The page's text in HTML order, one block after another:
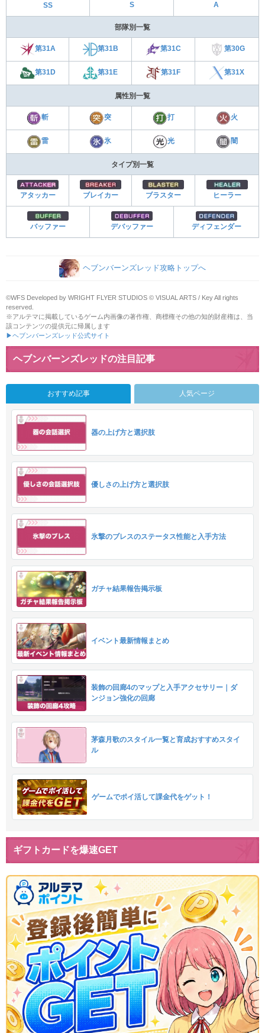
SS S A
部隊別一覧
第31A 第31B 第31C 第30G
第31D 第31E 第31F 第31X
属性別一覧
斬 突 打 火
雷 氷 光 闇
タイプ別一覧
アタッカー ブレイカー ブラスター ヒーラー
バッファー デバッファー ディフェンダー
ヘブンバーンズレッド攻略トップへ
©WFS Developed by WRIGHT FLYER STUDIOS © VISUAL ARTS / Key All rights
reserved.
※アルテマに掲載しているゲーム内画像の著作権、商標権その他の知的財産権は、当
該コンテンツの提供元に帰属します
▶ヘブンバーンズレッド公式サイト
ヘブンバーンズレッドの注目記事
おすすめ記事 人気ページ
器の上げ方と選択肢
優しさの上げ方と選択肢
氷撃のブレスのステータス性能と入手方法
ガチャ結果報告掲示板
イベント最新情報まとめ
装飾の回廊4のマップと入手アクセサリー｜ダ
ンジョン強化の回廊
茅森月歌のスタイル一覧と育成おすすめスタイ
ル
ゲームでポイ活して課金代をゲット！
ギフトカードを爆速GET